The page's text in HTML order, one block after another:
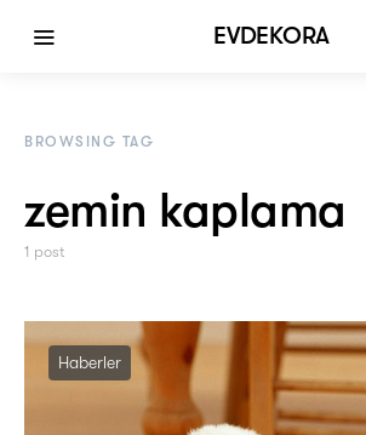
EVDEKORA
BROWSING TAG
zemin kaplama
1 post
Haberler